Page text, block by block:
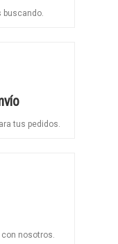
buscando.
tus pedidos.
nosotros.